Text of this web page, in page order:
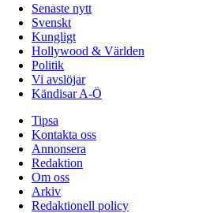
Senaste nytt
Svenskt
Kungligt
Hollywood & Världen
Politik
Vi avslöjar
Kändisar A-Ö
Tipsa
Kontakta oss
Annonsera
Redaktion
Om oss
Arkiv
Redaktionell policy